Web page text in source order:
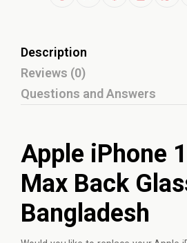
Description
Reviews (0)
Questions and Answers
Apple iPhone
Max Back
Bangladesh